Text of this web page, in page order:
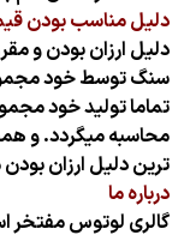
دلیل مناسب بودن
دلیل ارزان بودن و
سنگ توسط خود
تماما تولید خود
محاسبه میگردد. و
ترین دلیل ارزان بودن
درباره ما
گالری لوتوس مفتخر